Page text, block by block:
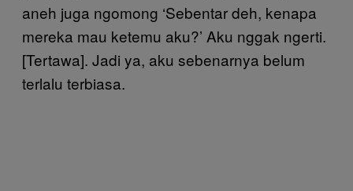
aneh juga ngomong ‘Sebentar deh, kenapa
mereka mau ketemu aku?’ Aku nggak ngerti.
[Tertawa]. Jadi ya, aku sebenarnya belum
terlalu terbiasa.